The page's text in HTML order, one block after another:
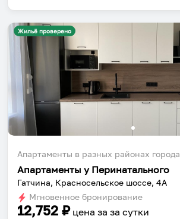
Жильё проверено
Апартаменты в разных районах города
Апартаменты у Перинатального
Гатчина, Красносельское шоссе, 4А
Мгновенное бронирование
12,752 ₽ цена за за сутки